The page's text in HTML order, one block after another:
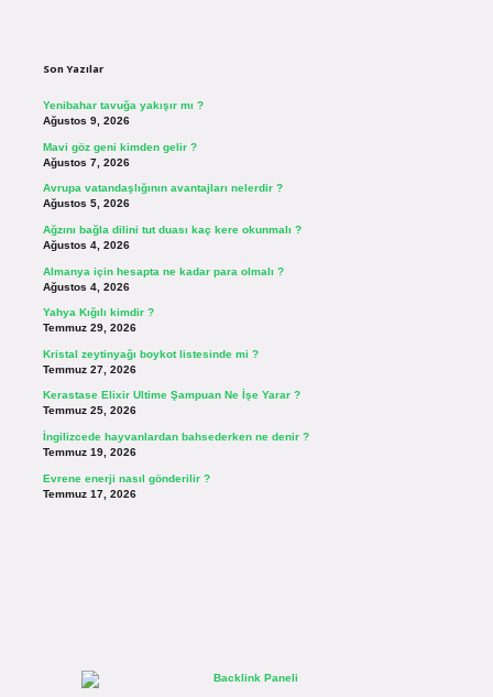
Son Yazılar
Yenibahar tavuğa yakışır mı ?
Ağustos 9, 2026
Mavi göz geni kimden gelir ?
Ağustos 7, 2026
Avrupa vatandaşlığının avantajları nelerdir ?
Ağustos 5, 2026
Ağzını bağla dilini tut duası kaç kere okunmalı ?
Ağustos 4, 2026
Almanya için hesapta ne kadar para olmalı ?
Ağustos 4, 2026
Yahya Kığılı kimdir ?
Temmuz 29, 2026
Kristal zeytinyağı boykot listesinde mi ?
Temmuz 27, 2026
Kerastase Elixir Ultime Şampuan Ne İşe Yarar ?
Temmuz 25, 2026
İngilizcede hayvanlardan bahsederken ne denir ?
Temmuz 19, 2026
Evrene enerji nasıl gönderilir ?
Temmuz 17, 2026